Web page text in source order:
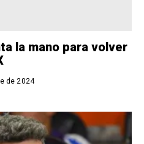
la mano para volver
de 2024